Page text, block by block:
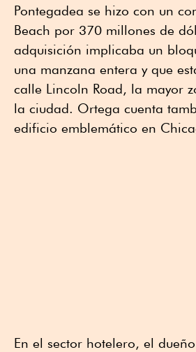
Pontegadea se hizo con un
Beach por 370 millones de
adquisición implicaba un
una manzana entera y que
calle Lincoln Road, la mayor
la ciudad. Ortega cuenta
edificio emblemático en
En el sector hotelero, el